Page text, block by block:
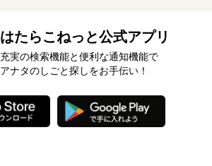
はたらこねっと公式アプリ
充実の検索機能と便利な通知機能で
アナタのしごと探しをお手伝い！